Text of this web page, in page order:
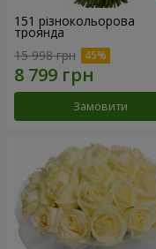
151 різнокольорова
троянда
15 998 грн
Замовити